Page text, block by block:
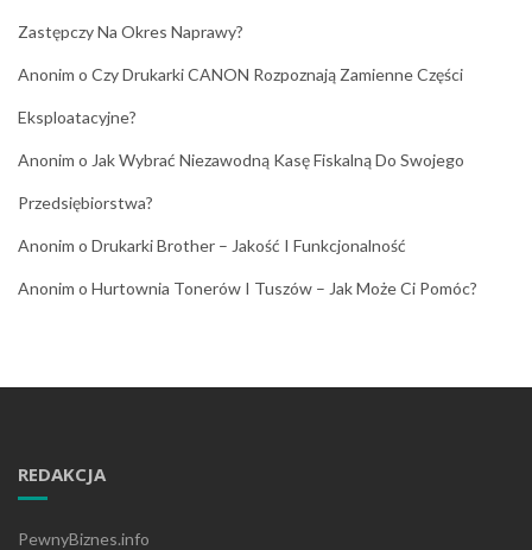
Zastępczy Na Okres Naprawy?
Anonim o Czy Drukarki CANON Rozpoznają Zamienne Części
Eksploatacyjne?
Anonim o Jak Wybrać Niezawodną Kasę Fiskalną Do Swojego
Przedsiębiorstwa?
Anonim o Drukarki Brother – Jakość I Funkcjonalność
Anonim o Hurtownia Tonerów I Tuszów – Jak Może Ci Pomóc?
REDAKCJA
PewnyBiznes.info